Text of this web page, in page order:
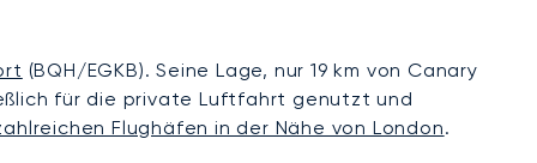
(BQH/EGKB). Seine Lage, nur 19 km von Canary
für die private Luftfahrt genutzt und
Flughäfen in der Nähe von London.